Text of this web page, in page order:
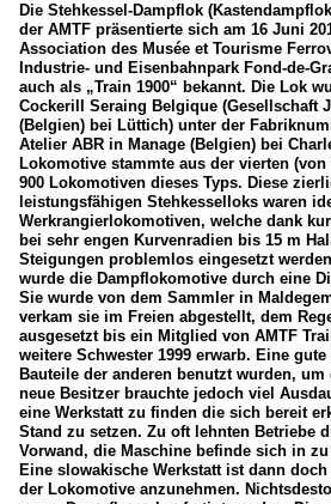
Die Stehkessel-Dampflok
der AMTF präsentierte sich am 16 Juni
Association des Musée et Tourisme
Industrie- und Eisenbahnpark Fond-de-
auch als „Train 1900“ bekannt. Die Lok
Cockerill Seraing Belgique (Gesellschaft
(Belgien) bei Lüttich) unter der
Atelier ABR in Manage (Belgien) bei
Lokomotive stammte aus der vierten
900 Lokomotiven dieses Typs. Diese
leistungsfähigen Stehkesselloks waren
Werkrangierlokomotiven, welche dank
bei sehr engen Kurvenradien bis 15 m
Steigungen problemlos eingesetzt
wurde die Dampflokomotive durch eine
Sie wurde von dem Sammler in
verkam sie im Freien abgestellt, dem
ausgesetzt bis ein Mitglied von AMTF
weitere Schwester 1999 erwarb. Eine
Bauteile der anderen benutzt wurden,
neue Besitzer brauchte jedoch viel
eine Werkstatt zu finden die sich bereit
Stand zu setzen. Zu oft lehnten Betriebe
Vorwand, die Maschine befinde sich in
Eine slowakische Werkstatt ist dann
der Lokomotive anzunehmen.